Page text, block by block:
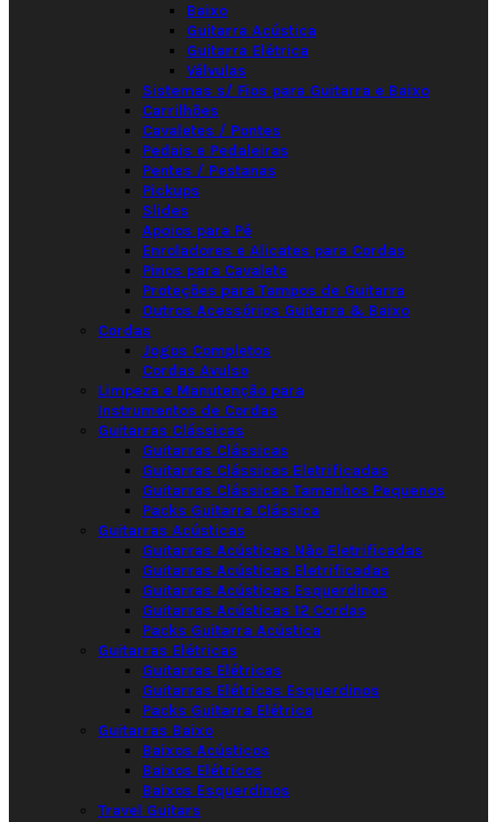
Baixo
Guitarra Acústica
Guitarra Elétrica
Válvulas
Sistemas s/ Fios para Guitarra e Baixo
Carrilhões
Cavaletes / Pontes
Pedais e Pedaleiras
Pentes / Pestanas
Pickups
Slides
Apoios para Pé
Enroladores e Alicates para Cordas
Pinos para Cavalete
Proteções para Tampos de Guitarra
Outros Acessórios Guitarra & Baixo
Cordas
Jogos Completos
Cordas Avulso
Limpeza e Manutenção para
Instrumentos de Cordas
Guitarras Clássicas
Guitarras Clássicas
Guitarras Clássicas Eletrificadas
Guitarras Clássicas Tamanhos Pequenos
Packs Guitarra Clássica
Guitarras Acústicas
Guitarras Acústicas Não Eletrificadas
Guitarras Acústicas Eletrificadas
Guitarras Acústicas Esquerdinos
Guitarras Acústicas 12 Cordas
Packs Guitarra Acústica
Guitarras Elétricas
Guitarras Elétricas
Guitarras Elétricas Esquerdinos
Packs Guitarra Elétrica
Guitarras Baixo
Baixos Acústicos
Baixos Elétricos
Baixos Esquerdinos
Travel Guitars